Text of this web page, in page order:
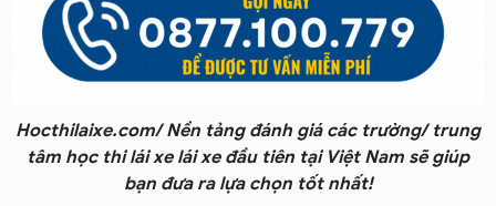
Hocthilaixe.com/ Nền tảng đánh giá các trường/ trung
tâm học thi lái xe lái xe đầu tiên tại Việt Nam sẽ giúp
bạn đưa ra lựa chọn tốt nhất!